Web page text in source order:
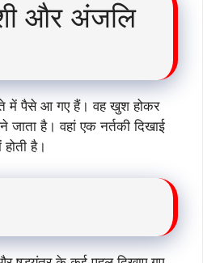
और अंजलि
में पैसे आ गए हैं। वह खुश होकर
जाता है। वहां एक नर्तकी दिखाई
है।